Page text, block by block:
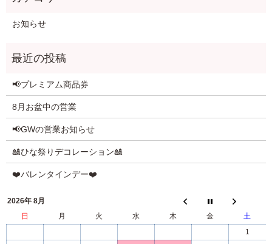
お知らせ
📢プレミアム商品券
8月お盆中の営業
📢GWの営業お知らせ
🎎ひな祭りデコレーション🎎
❤️バレンタインデー❤️
2026年 8月
日
月 火 水 木 金
土
1